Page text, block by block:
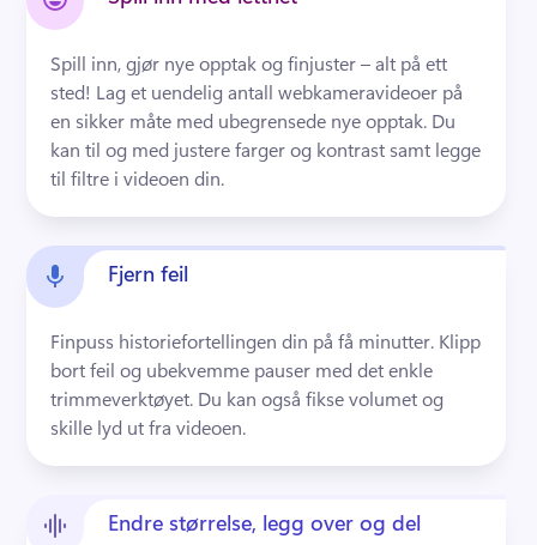
Spill inn, gjør nye opptak og finjuster – alt på ett
sted! Lag et uendelig antall webkameravideoer på
en sikker måte med ubegrensede nye opptak. Du
kan til og med justere farger og kontrast samt legge
til filtre i videoen din.
Fjern feil
Finpuss historiefortellingen din på få minutter. Klipp
bort feil og ubekvemme pauser med det enkle
trimmeverktøyet. Du kan også fikse volumet og
skille lyd ut fra videoen.
Endre størrelse, legg over og del